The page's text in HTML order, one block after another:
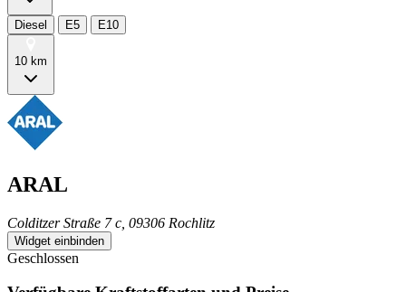
Diesel E5 E10
10 km
ARAL
Colditzer Straße 7 c, 09306 Rochlitz
Widget einbinden
Geschlossen